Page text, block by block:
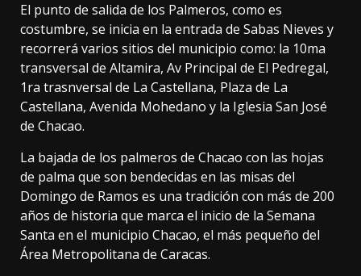
El punto de salida de los Palmeros, como es
costumbre, se inicia en la entrada de Sabas Nieves y
recorrerá varios sitios del municipio como: la 10ma
transversal de Altamira, Av Principal de El Pedregal,
1ra trasnversal de La Castellana, Plaza de La
Castellana, Avenida Mohedano y la Iglesia San José
de Chacao.
La bajada de los palmeros de Chacao con las hojas
de palma que son bendecidas en las misas del
Domingo de Ramos es una tradición con más de 200
años de historia que marca el inicio de la Semana
Santa en el municipio Chacao, el más pequeño del
Área Metropolitana de Caracas.